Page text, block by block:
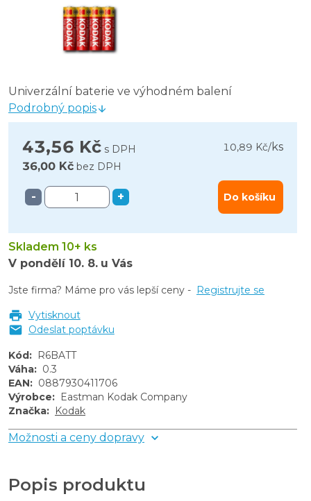
Univerzální baterie ve výhodném balení
Podrobný popis
43,56 Kč s DPH 10,89 Kč/ks
36,00 Kč bez DPH
- + Do košíku
Skladem 10+ ks
V pondělí 10. 8. u Vás
Jste firma? Máme pro vás lepší ceny - Registrujte se
Vytisknout
Odeslat poptávku
Kód: R6BATT
Váha: 0.3
EAN: 0887930411706
Výrobce: Eastman Kodak Company
Značka: Kodak
Možnosti a ceny dopravy
Popis produktu